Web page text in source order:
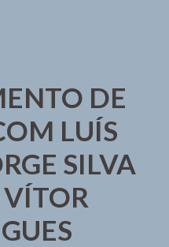
DE
LUÍS
SILVA